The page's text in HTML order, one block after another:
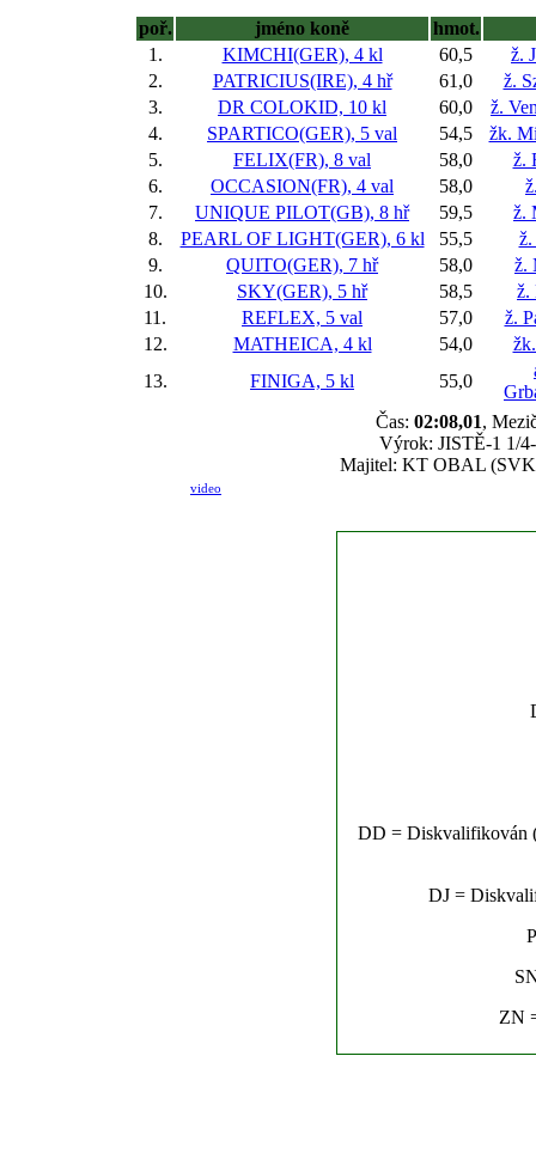
poř. jméno koně
hmot.
1.
KIMCHI(GER), 4 kl 60,5
ž.
2.
PATRICIUS(IRE), 4 hř 61,0
ž.
3.
DR COLOKID, 10 kl 60,0
ž.
4.
SPARTICO(GER), 5 val 54,5
žk.
5.
FELIX(FR), 8 val 58,0
ž.
6.
OCCASION(FR), 4 val 58,0
7.
UNIQUE PILOT(GB), 8 hř 59,5
ž.
8.
PEARL OF LIGHT(GER), 6 kl 55,5
ž.
9.
QUITO(GER), 7 hř 58,0
ž.
10.
SKY(GER), 5 hř 58,5
ž.
11.
REFLEX, 5 val 57,0
ž.
12.
MATHEICA, 4 kl 54,0
13.
FINIGA, 5 kl 55,0
Čas: 02:08,01,
Výrok: JISTĚ-1 1/
Majitel: KT OBAL
video
DD = Diskvalifikován
DJ =
ZN